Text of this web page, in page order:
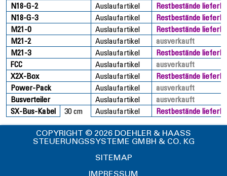
N18-G-2
Auslaufartikel
Restbestände
N18-G-3
Auslaufartikel
Restbestände
M21-0
Auslaufartikel
Restbestände
M21-2
Auslaufartikel
ausverkauft
M21-3
Auslaufartikel
Restbestände
FCC
Auslaufartikel
ausverkauft
X2X-Box
Auslaufartikel
Restbestände
Power-Pack
Auslaufartikel
ausverkauft
Busverteiler
Auslaufartikel
ausverkauft
SX-Bus-Kabel
30 cm Auslaufartikel Restbestände
COPYRIGHT © 2026 DOEHLER & HAASS
STEUERUNGSSYSTEME GMBH & CO. KG
SITEMAP
IMPRESSUM